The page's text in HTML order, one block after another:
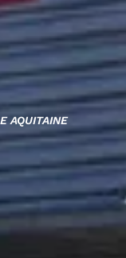
AQUITAINE